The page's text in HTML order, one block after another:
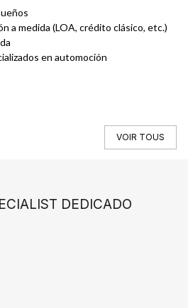
a medida (LOA, crédito clásico, etc.)
en automoción
VOIR TOUS
DEDICADO